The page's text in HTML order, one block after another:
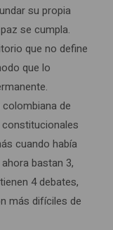
su propia
se cumpla.
que no define
que lo
de
cuando había
bastan 3,
4 debates,
más difíciles de